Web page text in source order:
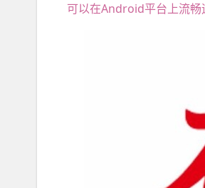
可以在Android平台上流畅